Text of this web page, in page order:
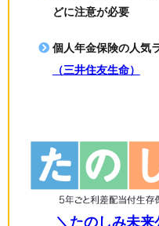
どに注意が必要
個人年金保険の人気
（三井住友生命）
＼たのしみ未